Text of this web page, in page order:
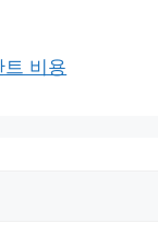
트 비용